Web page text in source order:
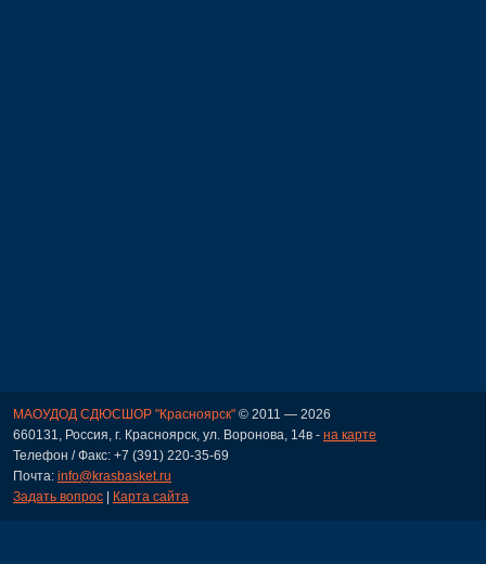
МАОУДОД СДЮСШОР "Красноярск" © 2011 — 2026
660131, Россия, г. Красноярск, ул. Воронова, 14в - на карте
Телефон / Факс: +7 (391) 220-35-69
Почта: info@krasbasket.ru
Задать вопрос | Карта сайта